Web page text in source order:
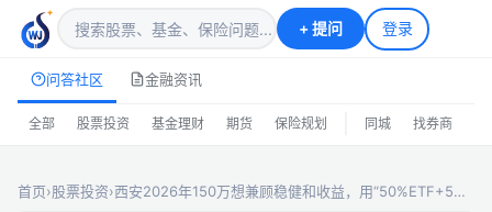
+提问 登录
问答社区 金融资讯
全部 股票投资 基金理财 期货 保险规划 同城 找券商
首页›股票投资›西安2026年150万想兼顾稳健和收益，用“50%ETF+5…